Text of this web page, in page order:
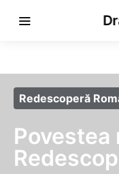
Redescoperă
Povestea